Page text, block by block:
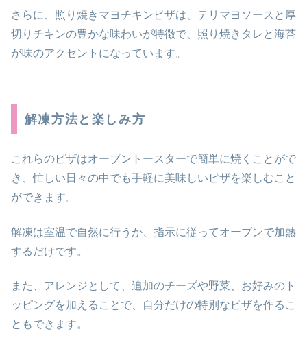
さらに、照り焼きマヨチキンピザは、テリマヨソースと厚
切りチキンの豊かな味わいが特徴で、照り焼きタレと海苔
が味のアクセントになっています。
解凍方法と楽しみ方
これらのピザはオーブントースターで簡単に焼くことがで
き、忙しい日々の中でも手軽に美味しいピザを楽しむこと
ができます。
解凍は室温で自然に行うか、指示に従ってオーブンで加熱
するだけです。
また、アレンジとして、追加のチーズや野菜、お好みのト
ッピングを加えることで、自分だけの特別なピザを作るこ
ともできます。